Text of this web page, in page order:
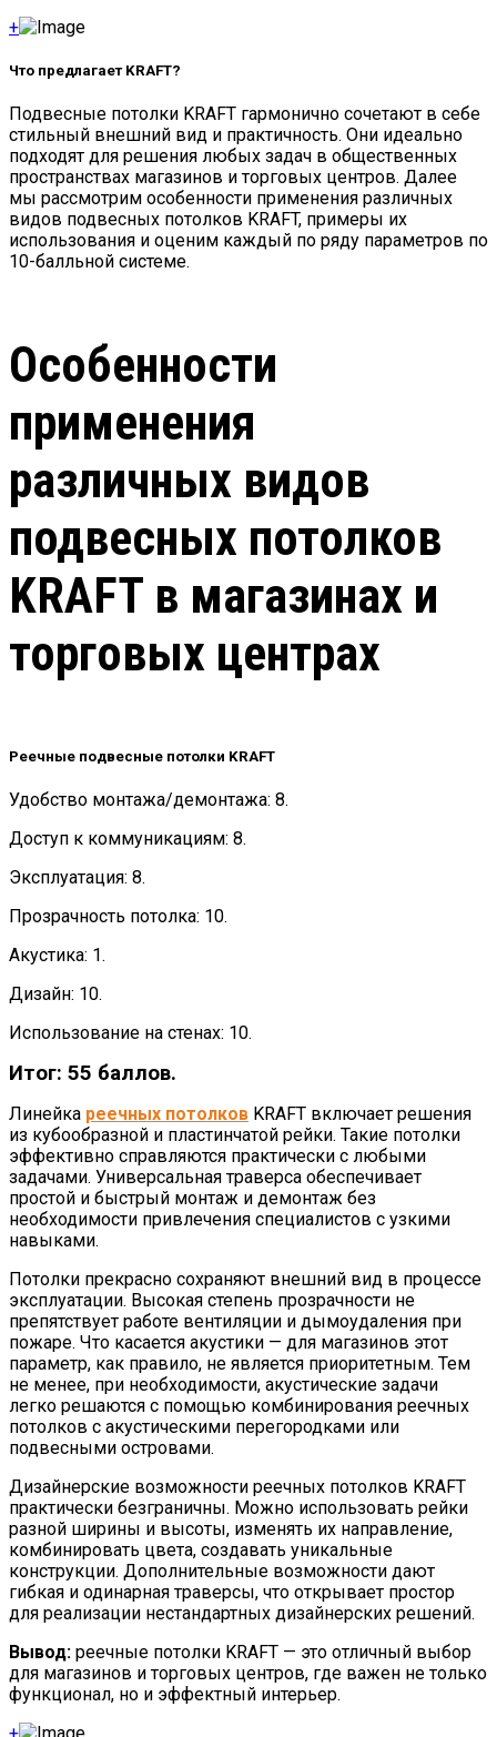
+
Что предлагает KRAFT?
Подвесные потолки KRAFT гармонично сочетают в себе
стильный внешний вид и практичность. Они идеально
подходят для решения любых задач в общественных
пространствах магазинов и торговых центров. Далее
мы рассмотрим особенности применения различных
видов подвесных потолков KRAFT, примеры их
использования и оценим каждый по ряду параметров по
10-балльной системе.
Особенности
применения
различных видов
подвесных потолков
KRAFT в магазинах и
торговых центрах
Реечные подвесные потолки KRAFT
Удобство монтажа/демонтажа: 8.
Доступ к коммуникациям: 8.
Эксплуатация: 8.
Прозрачность потолка: 10.
Акустика: 1.
Дизайн: 10.
Использование на стенах: 10.
Итог: 55 баллов.
Линейка реечных потолков KRAFT включает решения
из кубообразной и пластинчатой рейки. Такие потолки
эффективно справляются практически с любыми
задачами. Универсальная траверса обеспечивает
простой и быстрый монтаж и демонтаж без
необходимости привлечения специалистов с узкими
навыками.
Потолки прекрасно сохраняют внешний вид в процессе
эксплуатации. Высокая степень прозрачности не
препятствует работе вентиляции и дымоудаления при
пожаре. Что касается акустики — для магазинов этот
параметр, как правило, не является приоритетным. Тем
не менее, при необходимости, акустические задачи
легко решаются с помощью комбинирования реечных
потолков с акустическими перегородками или
подвесными островами.
Дизайнерские возможности реечных потолков KRAFT
практически безграничны. Можно использовать рейки
разной ширины и высоты, изменять их направление,
комбинировать цвета, создавать уникальные
конструкции. Дополнительные возможности дают
гибкая и одинарная траверсы, что открывает простор
для реализации нестандартных дизайнерских решений.
Вывод: реечные потолки KRAFT — это отличный выбор
для магазинов и торговых центров, где важен не только
функционал, но и эффектный интерьер.